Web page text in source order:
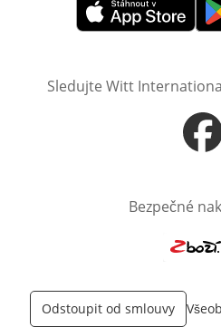
Otevře v novém okně
Sledujte Witt
Bezpečné
Odstoupit od smlouvy